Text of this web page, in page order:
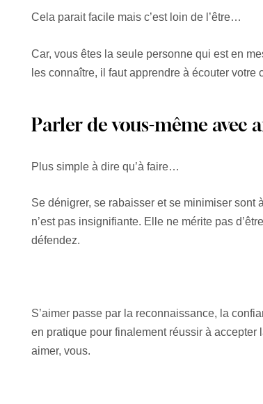
Cela parait facile mais c’est loin de l’être…
Car, vous êtes la seule personne qui est en
les connaître, il faut apprendre à écouter votre
Parler de vous-même avec
Plus simple à dire qu’à faire…
Se dénigrer, se rabaisser et se minimiser sont
n’est pas insignifiante. Elle ne mérite pas
défendez.
S’aimer passe par la reconnaissance, la
en pratique pour finalement réussir à
aimer, vous.